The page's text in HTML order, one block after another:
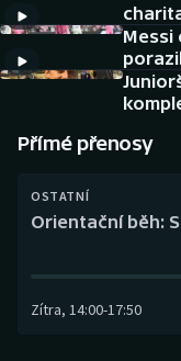
Americký fotbal
Baseball a softbal
Boby a skeleton
NEPŘEHLÉDNĚTE
Soutěže
AZ kvíz
Messi
Přímé přenosy
OSTATNÍ
Orientační běh:
Zítra, 14:00-17:50